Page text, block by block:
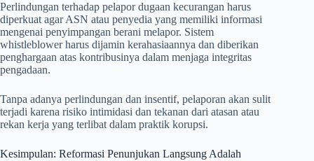
Perlindungan terhadap pelapor dugaan kecurangan harus
diperkuat agar ASN atau penyedia yang memiliki informasi
mengenai penyimpangan berani melapor. Sistem
whistleblower harus dijamin kerahasiaannya dan diberikan
penghargaan atas kontribusinya dalam menjaga integritas
pengadaan.
Tanpa adanya perlindungan dan insentif, pelaporan akan sulit
terjadi karena risiko intimidasi dan tekanan dari atasan atau
rekan kerja yang terlibat dalam praktik korupsi.
Kesimpulan: Reformasi Penunjukan Langsung Adalah